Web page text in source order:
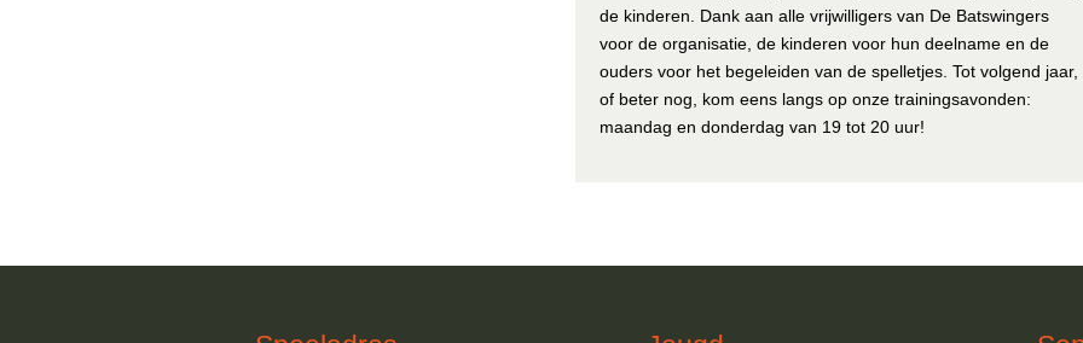
de kinderen. Dank aan alle vrijwilligers van De Batswingers
voor de organisatie, de kinderen voor hun deelname en de
ouders voor het begeleiden van de spelletjes. Tot volgend jaar,
of beter nog, kom eens langs op onze trainingsavonden:
maandag en donderdag van 19 tot 20 uur!